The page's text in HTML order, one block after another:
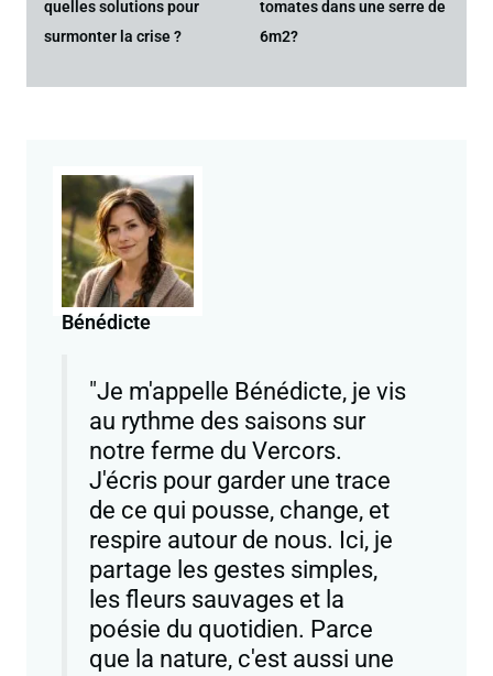
quelles solutions pour
surmonter la crise ?
tomates dans une serre de
6m2?
Bénédicte
"Je m'appelle Bénédicte, je vis
au rythme des saisons sur
notre ferme du Vercors.
J'écris pour garder une trace
de ce qui pousse, change, et
respire autour de nous. Ici, je
partage les gestes simples,
les fleurs sauvages et la
poésie du quotidien. Parce
que la nature, c'est aussi une